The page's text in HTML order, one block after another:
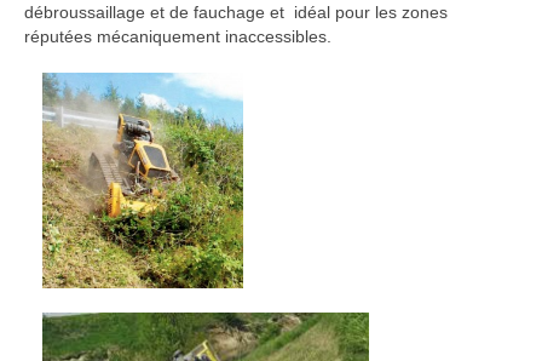
Couverture géographique
Notre démarche
Autres services
Photos Vidéos
Actualités
Contactez Nous
débroussaillage et de fauchage et idéal pour les zones
réputées mécaniquement inaccessibles.